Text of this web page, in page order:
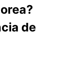
de